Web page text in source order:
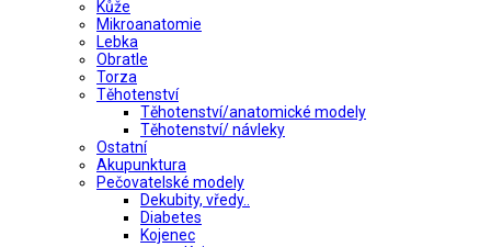
Kůže
Mikroanatomie
Lebka
Obratle
Torza
Těhotenství
Těhotenství/anatomické modely
Těhotenství/ návleky
Ostatní
Akupunktura
Pečovatelské modely
Dekubity, vředy..
Diabetes
Kojenec